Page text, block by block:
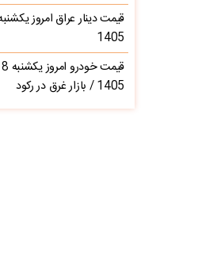
1405
1405 / بازار غرق در رکود